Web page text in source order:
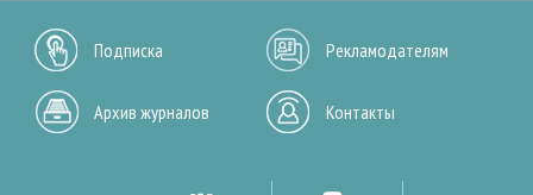
Подписка Рекламодателям
Архив журналов Контакты